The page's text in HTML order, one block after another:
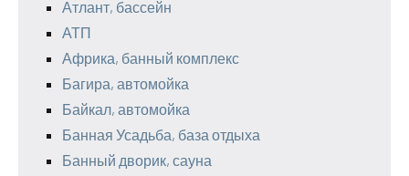
Атлант, бассейн
АТП
Африка, банный комплекс
Багира, автомойка
Байкал, автомойка
Банная Усадьба, база отдыха
Банный дворик, сауна